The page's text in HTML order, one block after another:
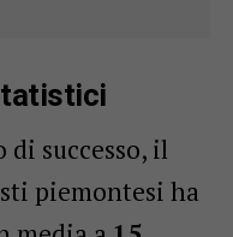
di successo, il
piemontesi ha